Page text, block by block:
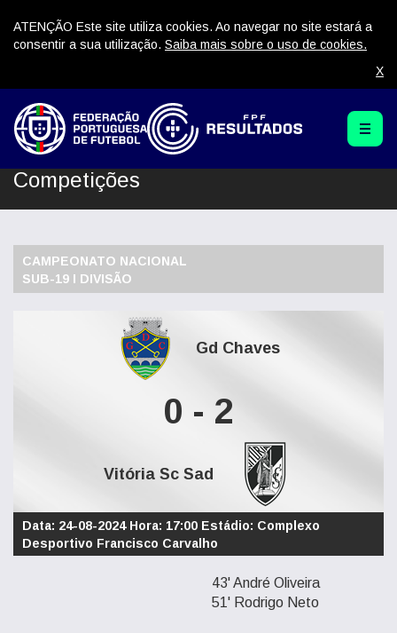
ATENÇÃO Este site utiliza cookies. Ao navegar no site estará a
consentir a sua utilização. Saiba mais sobre o uso de cookies.
X
Competições
CAMPEONATO NACIONAL
SUB-19 I DIVISÃO
Gd Chaves
0 - 2
Vitória Sc Sad
Data: 24-08-2024 Hora: 17:00 Estádio: Complexo
Desportivo Francisco Carvalho
43' André Oliveira
51' Rodrigo Neto